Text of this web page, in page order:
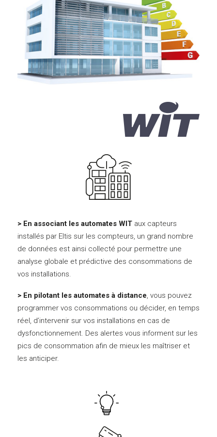
> En associant les automates WIT aux capteurs
installés par Eltis sur les compteurs, un grand nombre
de données est ainsi collecté pour permettre une
analyse globale et prédictive des consommations de
vos installations.
> En pilotant les automates à distance, vous pouvez
programmer vos consommations ou décider, en temps
réel, d’intervenir sur vos installations en cas de
dysfonctionnement. Des alertes vous informent sur les
pics de consommation afin de mieux les maîtriser et
les anticiper.